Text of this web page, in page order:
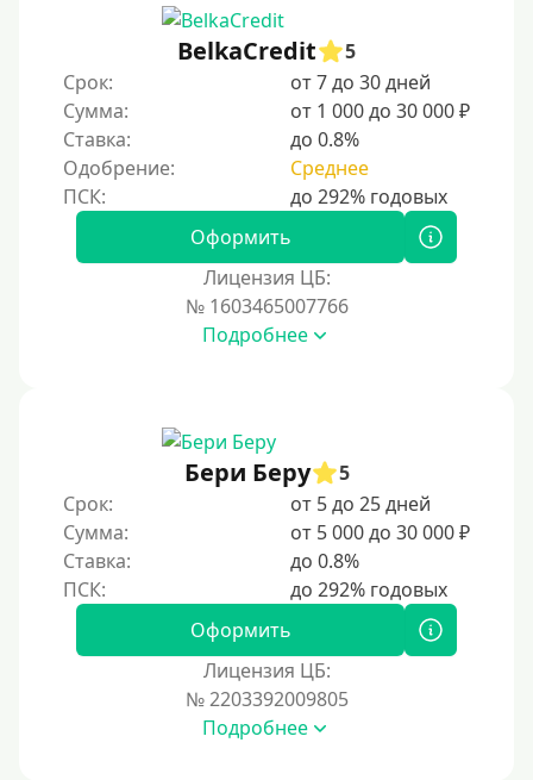
BelkaCredit
5
Срок:
от 7 до 30 дней
Сумма:
от 1 000 до 30 000 ₽
Ставка:
до 0.8%
Одобрение:
Среднее
Оформить
Лицензия ЦБ:
№ 1603465007766
Подробнее
Бери Беру
5
Срок:
от 5 до 25 дней
Сумма:
от 5 000 до 30 000 ₽
Ставка:
до 0.8%
Оформить
Лицензия ЦБ:
№ 2203392009805
Подробнее